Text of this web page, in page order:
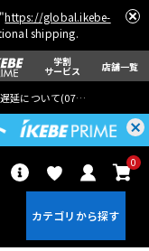
https://global.ikebe-
shipping.
学割
サービス 店舗一覧
延について(07月29日
0